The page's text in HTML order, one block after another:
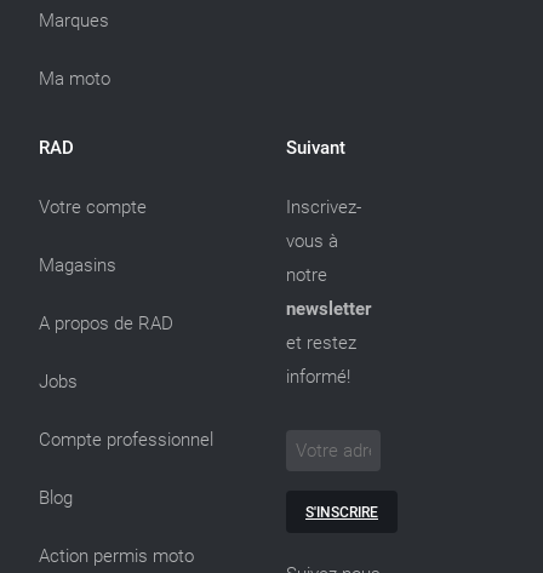
Marques
Ma moto
RAD
Votre compte
Magasins
A propos de RAD
Jobs
Compte professionnel
Blog
Action permis moto
Suivant
Inscrivez-
vous à
notre
newsletter
et restez
informé!
S'INSCRIRE